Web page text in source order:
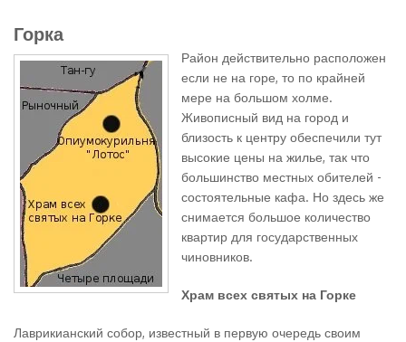
Горка
Район действительно расположен
если не на горе, то по крайней
мере на большом холме.
Живописный вид на город и
близость к центру обеспечили тут
высокие цены на жилье, так что
большинство местных обителей -
состоятельные кафа. Но здесь же
снимается большое количество
квартир для государственных
чиновников.
Храм всех святых на Горке
Лаврикианский собор, известный в первую очередь своим